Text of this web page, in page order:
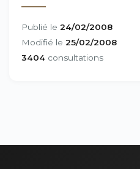
Publié le 24/02/2008
Modifié le 25/02/2008
3404 consultations